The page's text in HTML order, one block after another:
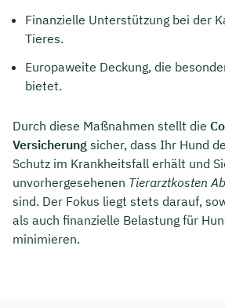
Finanzielle Unterstützung bei der
Tieres.
Europaweite Deckung, die
bietet.
Durch diese Maßnahmen stellt die
Versicherung sicher, dass Ihr Hund
Schutz im Krankheitsfall erhält und
unvorhergesehenen Tierarztkosten
sind. Der Fokus liegt stets darauf,
als auch finanzielle Belastung für
minimieren.